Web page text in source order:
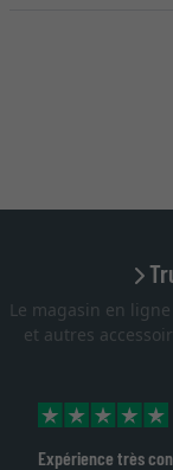
Le magasin en
et autres
Expérience très